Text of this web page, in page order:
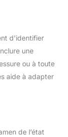
d’identifier
une
ou à toute
aide à adapter
de l’état